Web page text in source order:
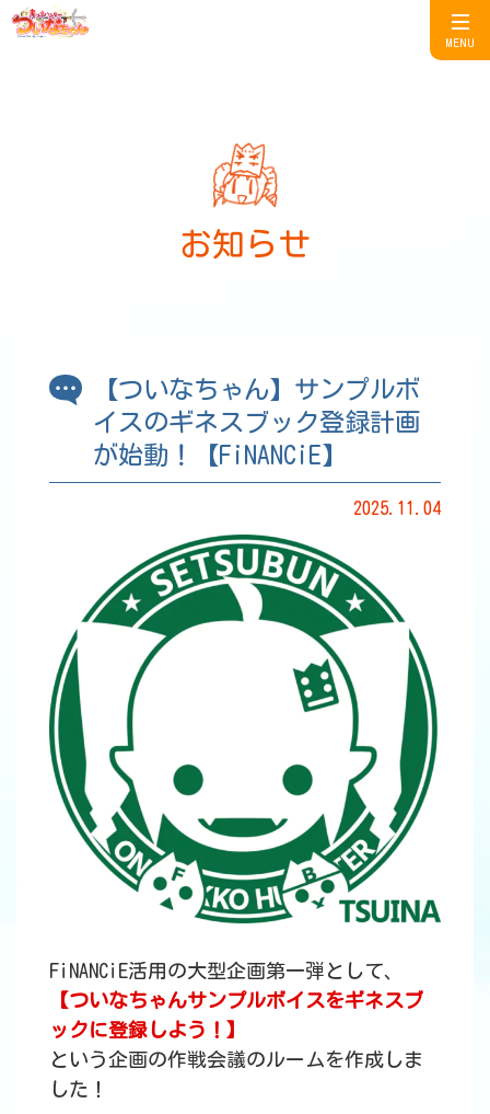
MENU
お知らせ
【ついなちゃん】サンプルボ
イスのギネスブック登録計画
が始動！【FiNANCiE】
2025.11.04
FiNANCiE活用の大型企画第一弾として、
【ついなちゃんサンプルボイスをギネスブ
ックに登録しよう！】
という企画の作戦会議のルームを作成しま
した！